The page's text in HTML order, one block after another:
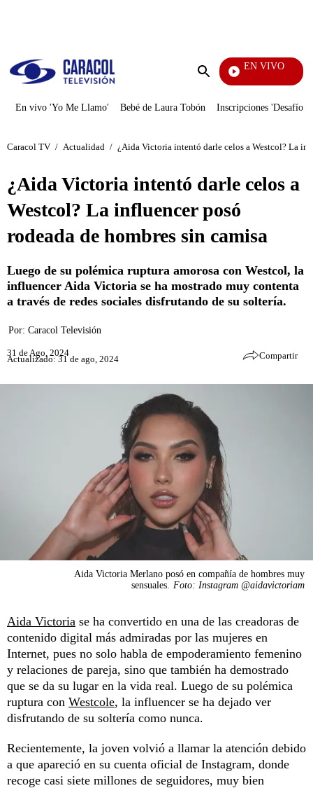
Enviar
EN VIVO
También Caerás
En vivo 'Yo Me Llamo' Bebé de Laura Tobón Inscripciones 'Desafío'
Caracol TV / Actualidad / ¿Aida Victoria intentó darle celos a Westcol? La
¿Aida Victoria intentó darle celos a
Westcol? La influencer posó
rodeada de hombres sin camisa
Luego de su polémica ruptura amorosa con Westcol, la
influencer Aida Victoria se ha mostrado muy contenta
a través de redes sociales disfrutando de su soltería.
Por: Caracol Televisión
31 de Ago, 2024
Actualizado: 31 de ago, 2024 Compartir
Aida Victoria Merlano posó en compañía de hombres muy
sensuales.
Foto: Instagram @aidavictoriam
Aida Victoria se ha convertido en una de las creadoras de
contenido digital más admiradas por las mujeres en
Internet, pues no solo habla de empoderamiento femenino
y relaciones de pareja, sino que también ha demostrado
que se da su lugar en la vida real. Luego de su polémica
ruptura con Westcole, la influencer se ha dejado ver
disfrutando de su soltería como nunca.
Recientemente, la joven volvió a llamar la atención debido
a que apareció en su cuenta oficial de Instagram, donde
recoge casi siete millones de seguidores, muy bien